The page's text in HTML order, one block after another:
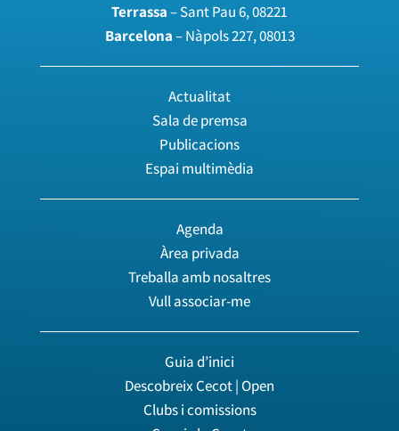
Terrassa– Sant Pau 6, 08221
Barcelona– Nàpols 227, 08013
Actualitat
Sala de premsa
Publicacions
Espai multimèdia
Agenda
Àrea privada
Treballa amb nosaltres
Vull associar-me
Guia d’inici
Descobreix Cecot | Open
Clubs i comissions